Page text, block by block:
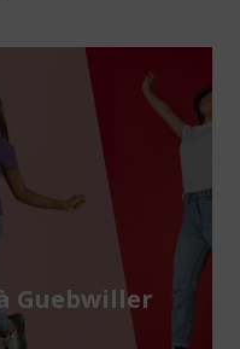
Guebwiller